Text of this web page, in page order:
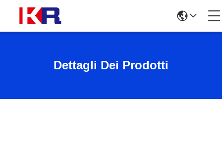
Dettagli Dei Prodotti